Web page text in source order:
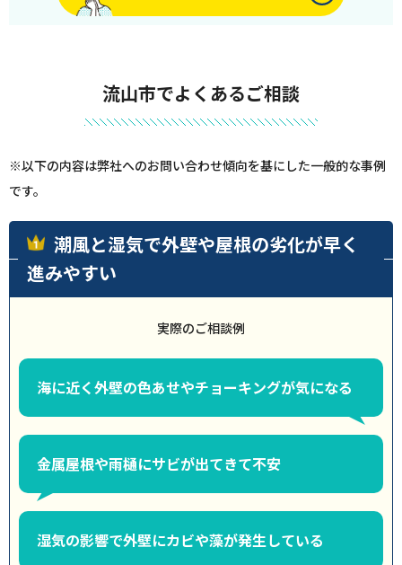
流山市でよくあるご相談
※以下の内容は弊社へのお問い合わせ傾向を基にした一般的な事例
です。
潮風と湿気で外壁や屋根の劣化が早く
進みやすい
実際のご相談例
海に近く外壁の色あせやチョーキングが気になる
金属屋根や雨樋にサビが出てきて不安
湿気の影響で外壁にカビや藻が発生している